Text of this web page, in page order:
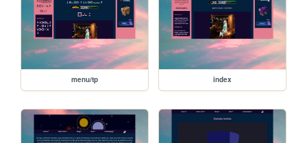
menu/tp index